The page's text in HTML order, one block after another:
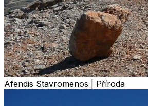
Afendis Stavromenos | Příroda